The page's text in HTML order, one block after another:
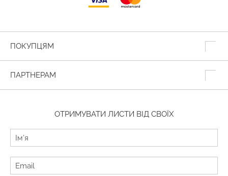
ПОКУПЦЯМ
ПАРТНЕРАМ
ОТРИМУВАТИ ЛИСТИ ВІД СВОЇХ